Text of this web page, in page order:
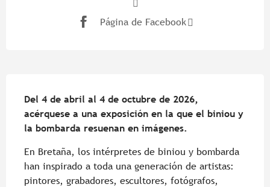
Página de Facebook
Del 4 de abril al 4 de octubre de 2026,
acérquese a una exposición en la que el biniou y
la bombarda resuenan en imágenes.
En Bretaña, los intérpretes de biniou y bombarda
han inspirado a toda una generación de artistas:
pintores, grabadores, escultores, fotógrafos,